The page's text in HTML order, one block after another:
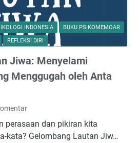
INDONESIA
BUKU PSIKOMEMOAR
REFLEKSI DIRI
Jiwa: Menyelami
Menggugah oleh Anta
perasaan dan pikiran kita
kata? Gelombang Lautan Jiw…